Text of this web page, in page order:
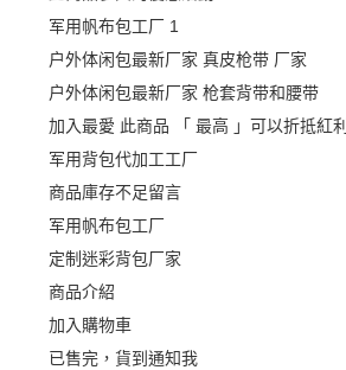
军用帆布包工厂
户外体闲包最新厂家 真皮枪带 厂家
户外体闲包最新厂家 枪套背带和腰带
加入最愛 此商品 「 最高 」可以折抵紅利
军用背包代加工工厂
商品庫存不足留言
军用帆布包工厂
定制迷彩背包厂家
商品介紹
加入購物車
已售完，貨到通知我